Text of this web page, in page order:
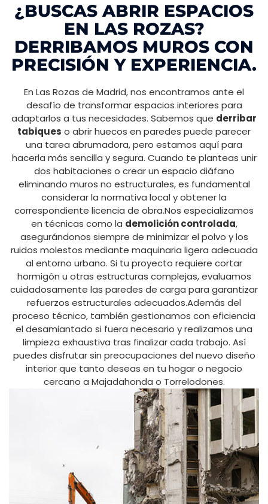
¿BUSCAS ABRIR ESPACIOS
EN LAS ROZAS?
DERRIBAMOS MUROS CON
PRECISIÓN Y EXPERIENCIA.
En Las Rozas de Madrid, nos encontramos ante el
desafío de transformar espacios interiores para
adaptarlos a tus necesidades. Sabemos que derribar
tabiques o abrir huecos en paredes puede parecer
una tarea abrumadora, pero estamos aquí para
hacerla más sencilla y segura. Cuando te planteas unir
dos habitaciones o crear un espacio diáfano
eliminando muros no estructurales, es fundamental
considerar la normativa local y obtener la
correspondiente licencia de obra.Nos especializamos
en técnicas como la demolición controlada,
asegurándonos siempre de minimizar el polvo y los
ruidos molestos mediante maquinaria ligera adecuada
al entorno urbano. Si tu proyecto requiere cortar
hormigón u otras estructuras complejas, evaluamos
cuidadosamente las paredes de carga para garantizar
refuerzos estructurales adecuados.Además del
proceso técnico, también gestionamos con eficiencia
el desamiantado si fuera necesario y realizamos una
limpieza exhaustiva tras finalizar cada trabajo. Así
puedes disfrutar sin preocupaciones del nuevo diseño
interior que tanto deseas en tu hogar o negocio
cercano a Majadahonda o Torrelodones.